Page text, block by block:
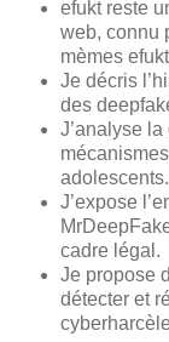
efukt reste
web, connu
mèmes
Je décris
des
J’analyse
adolescents.
J’expose
cadre légal.
Je propose
détecter et